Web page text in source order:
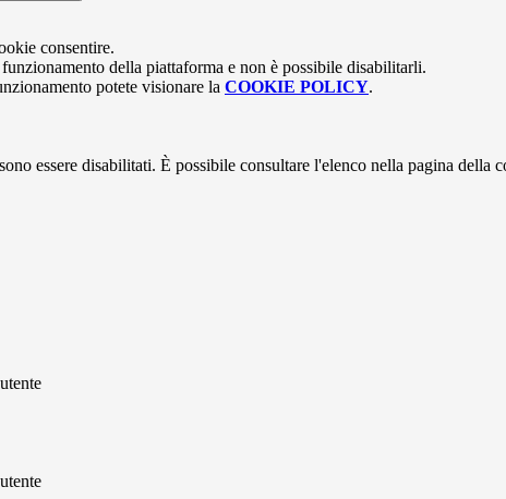
consentire.
della piattaforma e non è possibile disabilitarli.
potete visionare la COOKIE POLICY.
essere disabilitati. È possibile consultare l'elenco nella pagina della